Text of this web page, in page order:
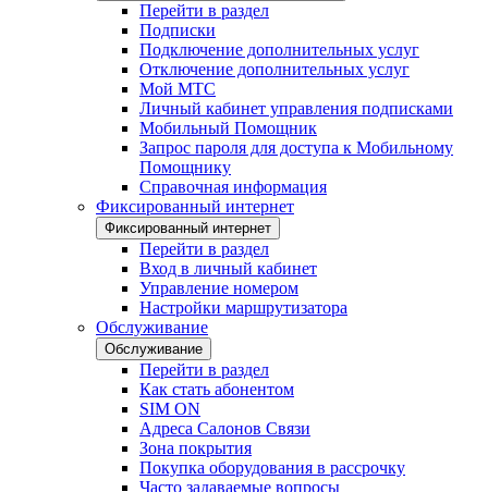
Перейти в раздел
Подписки
Подключение дополнительных услуг
Отключение дополнительных услуг
Мой МТС
Личный кабинет управления подписками
Мобильный Помощник
Запрос пароля для доступа к Мобильному
Помощнику
Справочная информация
Фиксированный интернет
Фиксированный интернет
Перейти в раздел
Вход в личный кабинет
Управление номером
Настройки маршрутизатора
Обслуживание
Обслуживание
Перейти в раздел
Как стать абонентом
SIM ON
Адреса Салонов Связи
Зона покрытия
Покупка оборудования в рассрочку
Часто задаваемые вопросы